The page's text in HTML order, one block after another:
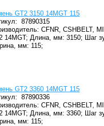
GT2 3150 14MGT 115
87890315
CFNR, CSHBELT,
14MGT; Длина, мм: 3150; Шаг
мм: 115;
GT2 3360 14MGT 115
87890336
CFNR, CSHBELT,
14MGT; Длина, мм: 3360; Шаг
мм: 115;